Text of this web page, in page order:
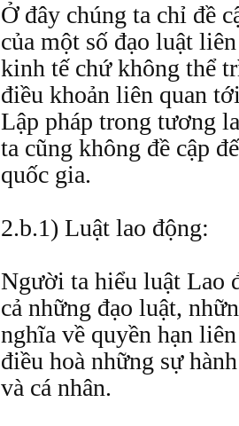
Ở đây chúng ta chỉ đề
của một số đạo luật
kinh tế chứ không thể
điều khoản liên quan
Lập pháp trong tương
ta cũng không đề cập
quốc gia.
2.b.1) Luật lao động:
Người ta hiểu luật Lao
cả những đạo luật,
nghĩa về quyền hạn
điều hoà những sự
và cá nhân.